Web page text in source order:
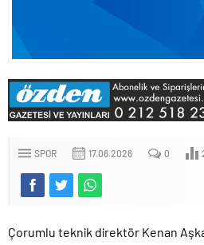
SPOR 17.06.2026 0
Çorumlu teknik direktör Kenan